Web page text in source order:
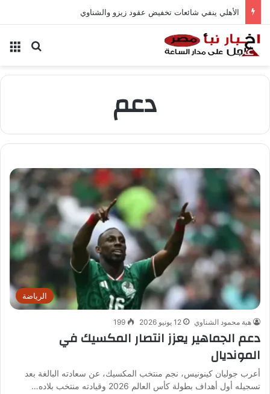
الأهلي ينفي شائعات تخفيض عقود زيزو والشناوي
بحث
دعم
الرياضة
هبة محمود الشناوي 12 يونيو 2026 199
دعم الجماهير يعزز انتصار المكسيك في
المونديال
أعرب جوليان كينونيس، نجم منتخب المكسيك، عن سعادته البالغة بعد
تسجيله أول أهداف بطولة كأس العالم 2026 وقيادته منتخب بلاده…